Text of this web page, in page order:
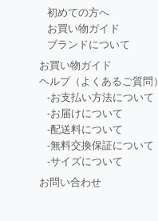
初めての方へ
お買い物ガイド
ブランドについて
お買い物ガイド
ヘルプ（よくあるご質問）
-お支払い方法について
-お届けについて
-配送料について
-無料交換保証について
-サイズについて
お問い合わせ